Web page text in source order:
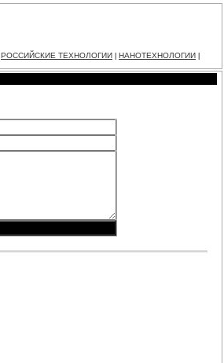
РОССИЙСКИЕ ТЕХНОЛОГИИ НАНОТЕХНОЛОГИИ